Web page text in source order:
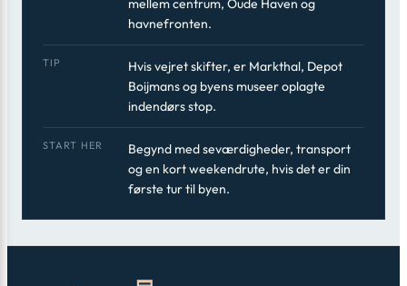
havnefronten.
TIP
Hvis vejret skifter, er Markthal, Depot
Boijmans og byens museer oplagte
indendørs stop.
START HER
Begynd med seværdigheder, transport
og en kort weekendrute, hvis det er din
første tur til byen.